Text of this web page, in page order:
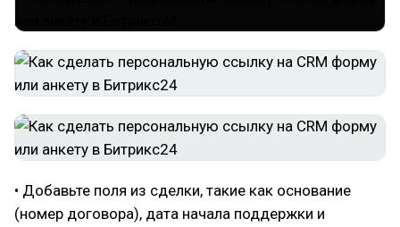
• Добавьте поля из сделки, такие как основание
(номер договора), дата начала поддержки и